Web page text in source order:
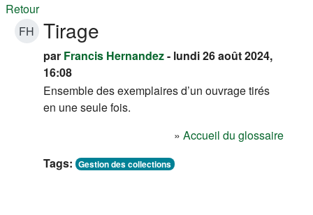
Retour
FH
Tirage
par Francis Hernandez- lundi 26 août 2024,
16:08
Ensemble des exemplaires d’un ouvrage tirés
en une seule fois.
» Accueil du glossaire
Tags: Gestion des collections